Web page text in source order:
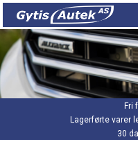
Fri
Lagerførte varer
30